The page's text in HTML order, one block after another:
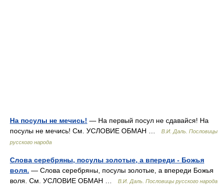
На посулы не мечись! — На первый посул не сдавайся! На
посулы не мечись! См. УСЛОВИЕ ОБМАН …
В.И. Даль. Пословицы
русского народа
Слова серебряны, посулы золотые, а впереди - Божья
воля. — Слова серебряны, посулы золотые, а впереди Божья
воля. См. УСЛОВИЕ ОБМАН …
В.И. Даль. Пословицы русского народа